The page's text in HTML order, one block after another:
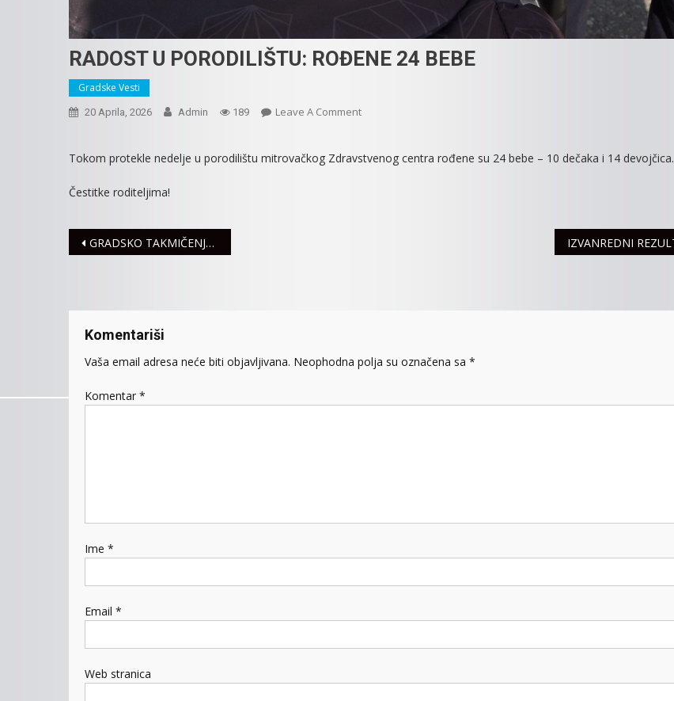
RADOST U PORODILIŠTU: ROĐENE 24 BEBE
Gradske Vesti
20 Aprila, 2026 Admin 189 Leave A CommentOn
PORODILIŠTU:
Tokom protekle nedelje u porodilištu mitrovačkog Zdravstvenog centra rođene su 24 bebe – 10 dečaka i 14 devojčica.
Čestitke roditeljima!
Navigacija
GRADSKO TAKMIČENJE U PRUŽANJU PRVE POMOĆI
Komentariši
Vaša email adresa neće biti objavljivana. Neophodna polja su označena sa *
Komentar *
Ime *
Email *
Web stranica